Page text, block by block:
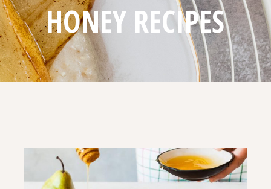
HONEY RECIPES